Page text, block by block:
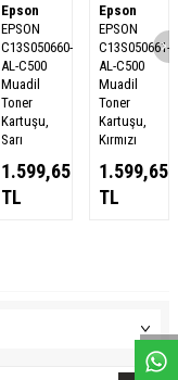
Epson
EPSON
C13S050660-
AL-C500
Muadil
Toner
Kartuşu,
Sarı
1.599,65
TL
Epson
EPSON
C13S050661-
AL-C500
Muadil
Toner
Kartuşu,
Kırmızı
1.599,65
TL